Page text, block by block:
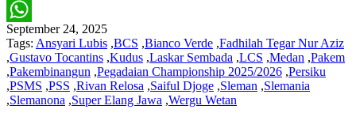
Twitter
WhatsApp
September 24, 2025
Tags: Ansyari Lubis ,BCS ,Bianco Verde ,Fadhilah Tegar Nur Aziz
,Gustavo Tocantins ,Kudus ,Laskar Sembada ,LCS ,Medan ,Pakem
,Pakembinangun ,Pegadaian Championship 2025/2026 ,Persiku
,PSMS ,PSS ,Rivan Relosa ,Saiful Djoge ,Sleman ,Slemania
,Slemanona ,Super Elang Jawa ,Wergu Wetan